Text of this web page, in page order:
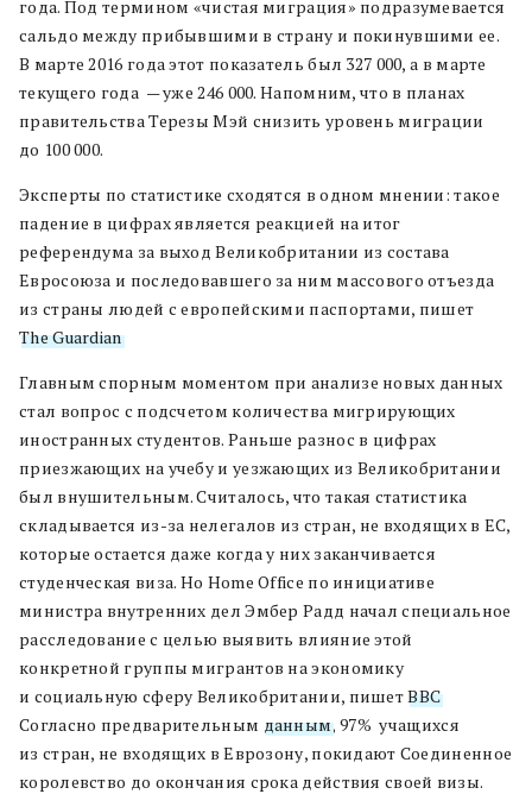
года. Под термином «чистая миграция» подразумевается
сальдо между прибывшими в страну и покинувшими ее.
В марте 2016 года этот показатель был 327 000, а в марте
текущего года — уже 246 000. Напомним, что в планах
правительства Терезы Мэй снизить уровень миграции
до 100 000.
Эксперты по статистике сходятся в одном мнении: такое
падение в цифрах является реакцией на итог
референдума за выход Великобритании из состава
Евросоюза и последовавшего за ним массового отъезда
из страны людей с европейскими паспортами, пишет
The Guardian.
Главным спорным моментом при анализе новых данных
стал вопрос с подсчетом количества мигрирующих
иностранных студентов. Раньше разнос в цифрах
приезжающих на учебу и уезжающих из Великобритании
был внушительным. Считалось, что такая статистика
складывается из-за нелегалов из стран, не входящих в ЕС,
которые остается даже когда у них заканчивается
студенческая виза. Но Home Office по инициативе
министра внутренних дел Эмбер Радд начал специальное
расследование с целью выявить влияние этой
конкретной группы мигрантов на экономику
и социальную сферу Великобритании, пишетBBC.
Согласно предварительным данным, 97% учащихся
из стран, не входящих в Еврозону, покидают Соединенное
королевство до окончания срока действия своей визы.